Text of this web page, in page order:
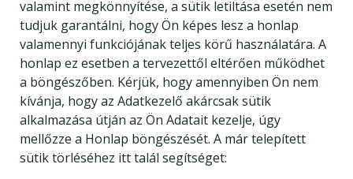
valamint megkönnyítése, a sütik letiltása esetén nem
tudjuk garantálni, hogy Ön képes lesz a honlap
valamennyi funkciójának teljes körű használatára. A
honlap ez esetben a tervezettől eltérően működhet
a böngészőben. Kérjük, hogy amennyiben Ön nem
kívánja, hogy az Adatkezelő akárcsak sütik
alkalmazása útján az Ön Adatait kezelje, úgy
mellőzze a Honlap böngészését. A már telepített
sütik törléséhez itt talál segítséget: